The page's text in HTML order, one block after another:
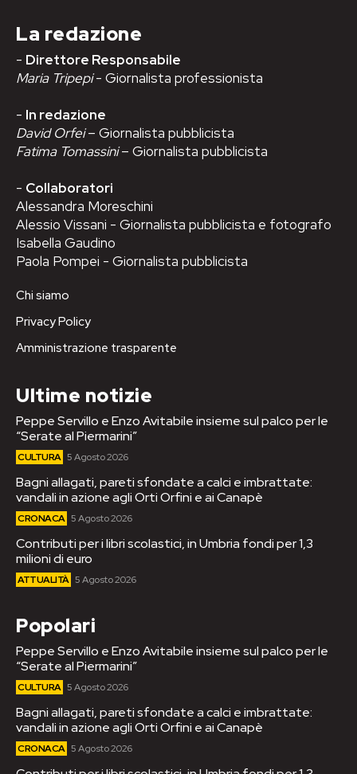
La redazione
- Direttore Responsabile
Maria Tripepi- Giornalista professionista
- In redazione
David Orfei– Giornalista pubblicista
Fatima Tomassini– Giornalista pubblicista
- Collaboratori
Alessandra Moreschini
Alessio Vissani - Giornalista pubblicista e fotografo
Isabella Gaudino
Paola Pompei - Giornalista pubblicista
Chi siamo
Privacy Policy
Amministrazione trasparente
Ultime notizie
Peppe Servillo e Enzo Avitabile insieme sul palco per le
“Serate al Piermarini”
CULTURA 5 Agosto 2026
Bagni allagati, pareti sfondate a calci e imbrattate:
vandali in azione agli Orti Orfini e ai Canapè
CRONACA 5 Agosto 2026
Contributi per i libri scolastici, in Umbria fondi per 1,3
milioni di euro
ATTUALITÀ 5 Agosto 2026
Popolari
Peppe Servillo e Enzo Avitabile insieme sul palco per le
“Serate al Piermarini”
CULTURA 5 Agosto 2026
Bagni allagati, pareti sfondate a calci e imbrattate:
vandali in azione agli Orti Orfini e ai Canapè
CRONACA 5 Agosto 2026